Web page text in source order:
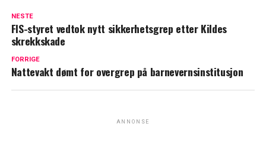
NESTE
FIS-styret vedtok nytt sikkerhetsgrep etter Kildes
skrekkskade
FORRIGE
Nattevakt dømt for overgrep på barnevernsinstitusjon
ANNONSE